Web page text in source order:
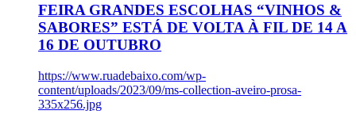
FEIRA GRANDES ESCOLHAS “VINHOS &
SABORES” ESTÁ DE VOLTA À FIL DE 14 A
16 DE OUTUBRO
https://www.ruadebaixo.com/wp-
content/uploads/2023/09/ms-collection-aveiro-prosa-
335x256.jpg